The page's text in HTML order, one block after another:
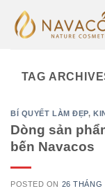
TAG
BÍ QUYẾT LÀM ĐẸP,
Dòng sản
bến Navacos
POSTED ON 26 THÁNG